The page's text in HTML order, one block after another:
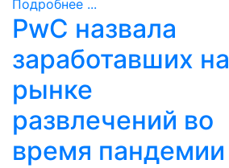
Подробнее ...
PwC назвала
заработавших на
рынке
развлечений во
время пандемии